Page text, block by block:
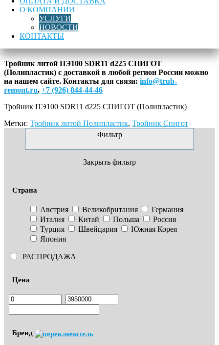
О КОМПАНИИ
УСЛУГИ
НОВОСТИ
КОНТАКТЫ
ПЭ100
SDR11
СПИГОТ
(Полипластик)
Лучшая цена Доставка по России
Описание
Тройник литой ПЭ100 SDR11 d225 СПИГОТ
(Полипластик) с доставкой в любой регион России можно
на нашем сайте. Контакты для связи: info@trub-
remont.ru, +7 (926) 844-44-46
Тройник ПЭ100 SDR11 d225 СПИГОТ (Полипластик)
Метки: Тройник литой Полипластик, Тройник Спигот
Фильтр
Закрыть фильтр
Страна
Австрия Великобритания
Германия
Италия
Китай Польша
Россия
Турция
Швейцария
Южная Корея
Япония
РАСПРОДАЖА
Цена
Бренд